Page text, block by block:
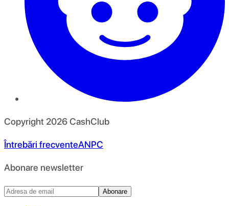
Copyright 2026CashClub
Întrebări frecventeANPC
Abonare newsletter
Abonare